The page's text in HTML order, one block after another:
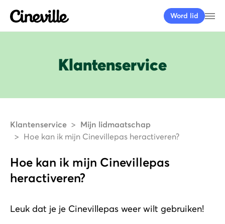
Cineville Logo
Word lid
Klantenservice
Klantenservice
Mijn lidmaatschap
Hoe kan ik mijn Cinevillepas heractiveren?
Hoe kan ik mijn Cinevillepas
heractiveren?
Leuk dat je je Cinevillepas weer wilt gebruiken!